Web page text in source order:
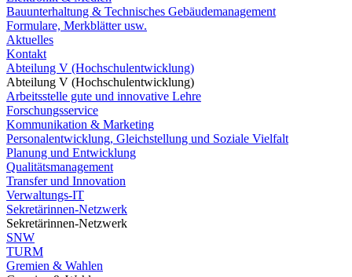
Bauunterhaltung & Technisches Gebäudemanagement
Formulare, Merkblätter usw.
Aktuelles
Kontakt
Abteilung V (Hochschulentwicklung)
Abteilung V (Hochschulentwicklung)
Arbeitsstelle gute und innovative Lehre
Forschungsservice
Kommunikation & Marketing
Personalentwicklung, Gleichstellung und Soziale Vielfalt
Planung und Entwicklung
Qualitätsmanagement
Transfer und Innovation
Verwaltungs-IT
Sekretärinnen-Netzwerk
Sekretärinnen-Netzwerk
SNW
TURM
Gremien & Wahlen